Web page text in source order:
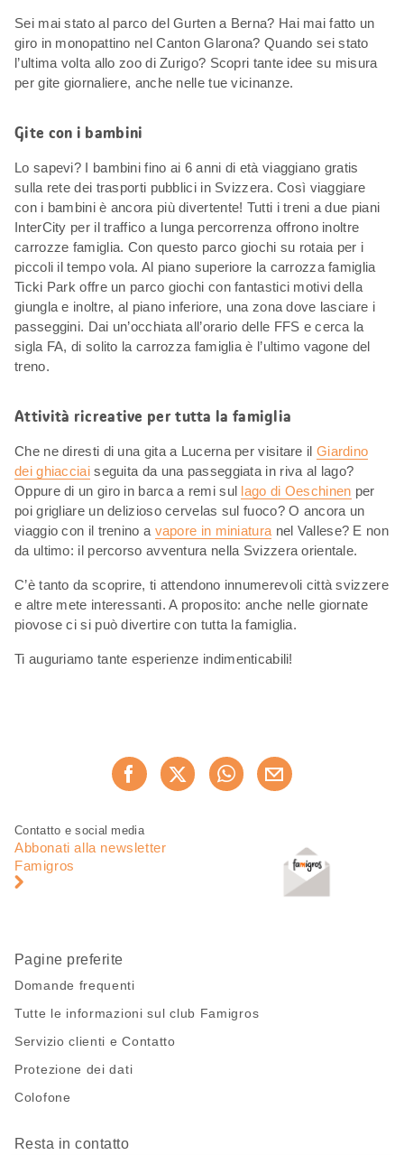
Sei mai stato al parco del Gurten a Berna? Hai mai fatto un
giro in monopattino nel Canton Glarona? Quando sei stato
l’ultima volta allo zoo di Zurigo? Scopri tante idee su misura
per gite giornaliere, anche nelle tue vicinanze.
Gite con i bambini
Lo sapevi? I bambini fino ai 6 anni di età viaggiano gratis
sulla rete dei trasporti pubblici in Svizzera. Così viaggiare
con i bambini è ancora più divertente! Tutti i treni a due piani
InterCity per il traffico a lunga percorrenza offrono inoltre
carrozze famiglia. Con questo parco giochi su rotaia per i
piccoli il tempo vola. Al piano superiore la carrozza famiglia
Ticki Park offre un parco giochi con fantastici motivi della
giungla e inoltre, al piano inferiore, una zona dove lasciare i
passeggini. Dai un’occhiata all’orario delle FFS e cerca la
sigla FA, di solito la carrozza famiglia è l’ultimo vagone del
treno.
Attività ricreative per tutta la famiglia
Che ne diresti di una gita a Lucerna per visitare il Giardino
dei ghiacciaiseguita da una passeggiata in riva al lago?
Oppure di un giro in barca a remi sul lago di Oeschinen per
poi grigliare un delizioso cervelas sul fuoco? O ancora un
viaggio con il trenino a vapore in miniatura nel Vallese? E non
da ultimo: il percorso avventura nella Svizzera orientale.
C’è tanto da scoprire, ti attendono innumerevoli città svizzere
e altre mete interessanti. A proposito: anche nelle giornate
piovose ci si può divertire con tutta la famiglia.
Ti auguriamo tante esperienze indimenticabili!
Consiglia ora
Piè
pagina
Navigazione
pagina
Contatto e social media
Abbonati alla newsletter
Famigros
Pagine preferite
Domande frequenti
Tutte le informazioni sul club Famigros
Servizio clienti e Contatto
Protezione dei dati
Colofone
Resta in contatto